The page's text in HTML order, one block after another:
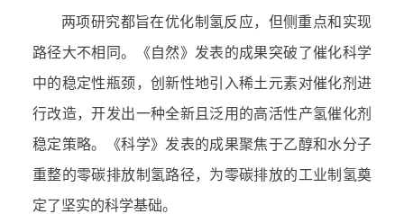
两项研究都旨在优化制氢反应，但侧重点和实现
路径大不相同。《自然》发表的成果突破了催化科学
中的稳定性瓶颈，创新性地引入稀土元素对催化剂进
行改造，开发出一种全新且泛用的高活性产氢催化剂
稳定策略。《科学》发表的成果聚焦于乙醇和水分子
重整的零碳排放制氢路径，为零碳排放的工业制氢奠
定了坚实的科学基础。